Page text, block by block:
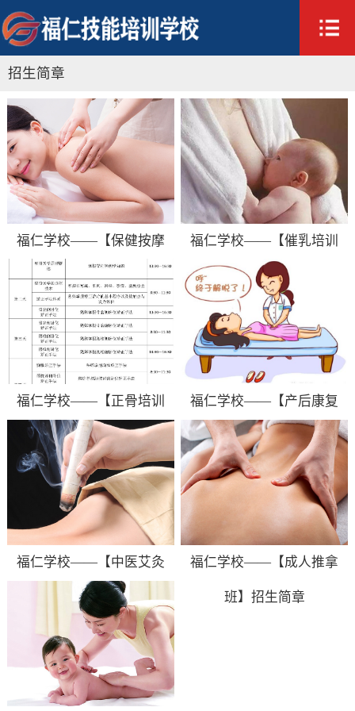
招生简章
福仁学校——【保健按摩
班】招生简章
福仁学校——【催乳培训
班】招生简章
福仁学校——【正骨培训
班】招生简章
福仁学校——【产后康复
班】招生简章
福仁学校——【中医艾灸
班】招生简章
福仁学校——【成人推拿
班】招生简章